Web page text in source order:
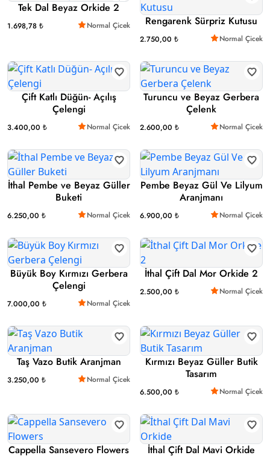
Tek Dal Beyaz Orkide 2
1.698,78 ₺ Normal Çicek Rengarenk Sürpriz Kutusu
2.750,00 ₺ Normal Çicek
Çift Katlı Düğün- Açılış
Çelengi
3.400,00 ₺ Normal Çicek
Turuncu ve Beyaz Gerbera
Çelenk
2.600,00 ₺ Normal Çicek
İthal Pembe ve Beyaz Güller
Buketi
6.250,00 ₺ Normal Çicek
Pembe Beyaz Gül Ve Lilyum
Aranjmanı
6.900,00 ₺ Normal Çicek
Büyük Boy Kırmızı Gerbera
Çelengi
7.000,00 ₺ Normal Çicek
İthal Çift Dal Mor Orkide 2
2.500,00 ₺ Normal Çicek
Taş Vazo Butik Aranjman
3.250,00 ₺ Normal Çicek
Kırmızı Beyaz Güller Butik
Tasarım
6.500,00 ₺ Normal Çicek
Cappella Sansevero Flowers İthal Çift Dal Mavi Orkide